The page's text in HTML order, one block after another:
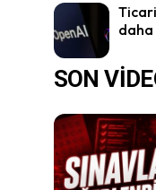
Ticari
daha
SON